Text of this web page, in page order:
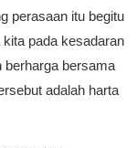
perasaan itu begitu
pada kesadaran
berharga bersama
adalah harta